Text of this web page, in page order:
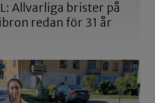
L: Allvarliga brister på
redan för 31 år